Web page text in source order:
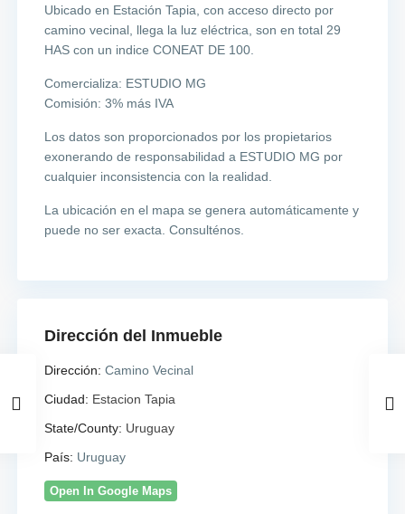
Ubicado en Estación Tapia, con acceso directo por
camino vecinal, llega la luz eléctrica, son en total 29
HAS con un indice CONEAT DE 100.
Comercializa: ESTUDIO MG
Comisión: 3% más IVA
Los datos son proporcionados por los propietarios
exonerando de responsabilidad a ESTUDIO MG por
cualquier inconsistencia con la realidad.
La ubicación en el mapa se genera automáticamente y
puede no ser exacta. Consulténos.
Dirección del Inmueble
Dirección: Camino Vecinal
Ciudad: Estacion Tapia
State/County: Uruguay
País: Uruguay
Open In Google Maps